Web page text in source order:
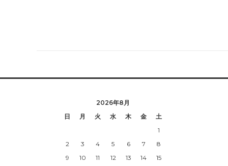
2026年8月
日
月 火 水 木 金
土
1
2
3 4 5 6 7
8
9
10 11 12 13 14
15